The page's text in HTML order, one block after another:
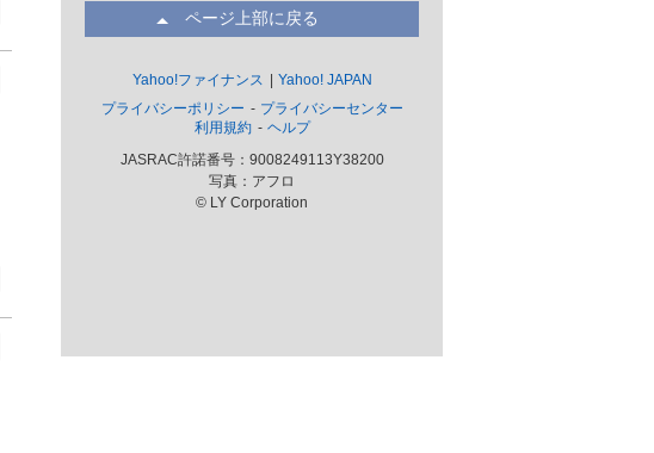
ページ上部に戻る
Yahoo!ファイナンス
Yahoo! JAPAN
プライバシーポリシー
プライバシーセンター
利用規約
ヘルプ
JASRAC許諾番号：9008249113Y38200
写真：アフロ
© LY Corporation